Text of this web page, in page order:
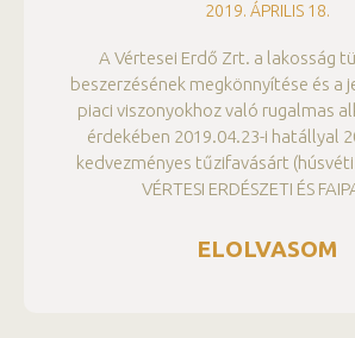
2019. ÁPRILIS 18.
A Vértesei Erdő Zrt. a lakosság
beszerzésének megkönnyítése és a
piaci viszonyokhoz való rugalmas
érdekében 2019.04.23-i hatállyal
kedvezményes tűzifavásárt
VÉRTESI ERDÉSZETI ÉS
ELOLVASOM